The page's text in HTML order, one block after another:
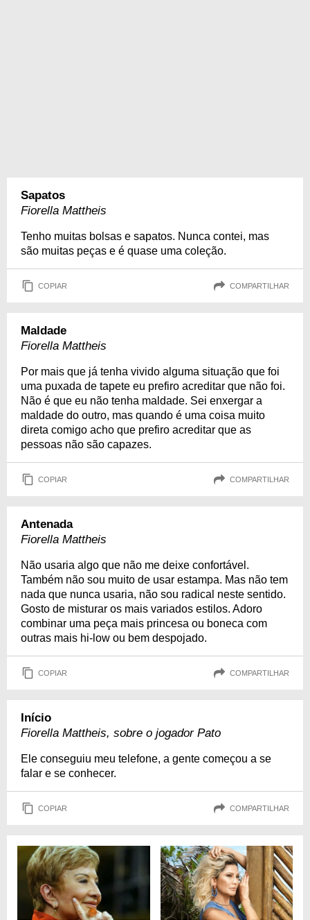
Sapatos
Fiorella Mattheis
Tenho muitas bolsas e sapatos. Nunca contei, mas
são muitas peças e é quase uma coleção.
COPIAR COMPARTILHAR
Maldade
Fiorella Mattheis
Por mais que já tenha vivido alguma situação que foi
uma puxada de tapete eu prefiro acreditar que não foi.
Não é que eu não tenha maldade. Sei enxergar a
maldade do outro, mas quando é uma coisa muito
direta comigo acho que prefiro acreditar que as
pessoas não são capazes.
COPIAR COMPARTILHAR
Antenada
Fiorella Mattheis
Não usaria algo que não me deixe confortável.
Também não sou muito de usar estampa. Mas não tem
nada que nunca usaria, não sou radical neste sentido.
Gosto de misturar os mais variados estilos. Adoro
combinar uma peça mais princesa ou boneca com
outras mais hi-low ou bem despojado.
COPIAR COMPARTILHAR
Início
Fiorella Mattheis, sobre o jogador Pato
Ele conseguiu meu telefone, a gente começou a se
falar e se conhecer.
COPIAR COMPARTILHAR